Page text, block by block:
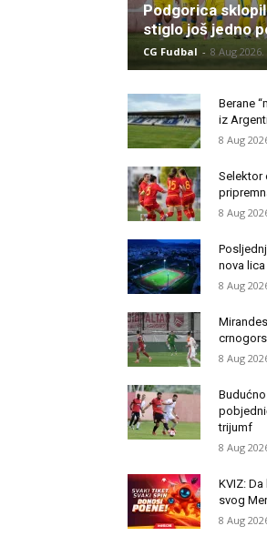
Podgorica
stiglo još jedno
CG Fudbal - 8 Aug 2026.
Berane
iz
8 Aug
Selektor
8 Aug
nova lica
8 Aug
8 Aug
trijumf
8 Aug
KVIZ:
svog
8 Aug